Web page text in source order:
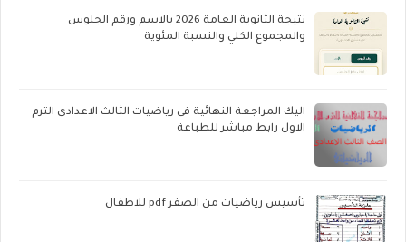
نتيجة الثانوية العامة 2026 بالاسم ورقم الجلوس
والمجموع الكلي والنسبة المئوية
اليك المراجعة النهائية فى رياضيات الثالث الاعدادى الترم
الاول رابط مباشر للطباعة
تأسيس رياضيات من الصفر pdf للاطفال